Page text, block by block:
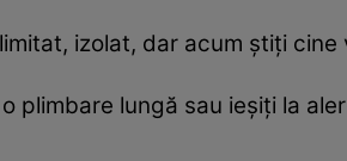
izolat, dar acum știți
plimbare lungă sau ieșiți la